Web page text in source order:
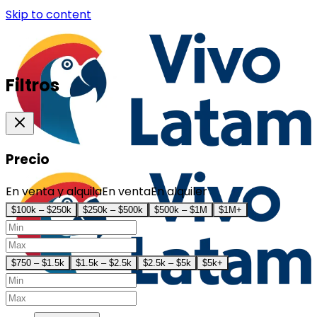
Skip to content
Filtros
Precio
En venta y alquilaEn ventaEn alquiler
$100k – $250k $250k – $500k $500k – $1M $1M+
$750 – $1.5k $1.5k – $2.5k $2.5k – $5k $5k+